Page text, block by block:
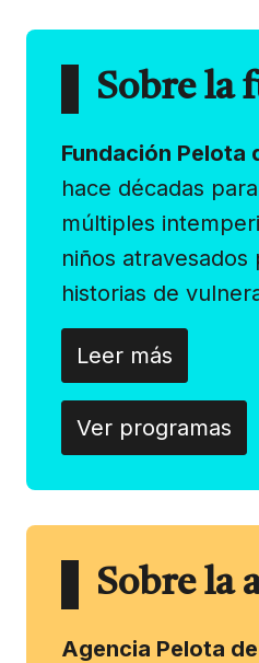
Sobre la
Fundación Pelota
hace décadas
múltiples
niños
historias de
Leer más
Ver programas
Sobre la
Agencia Pelota